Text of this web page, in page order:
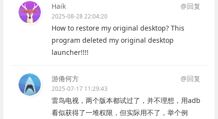
Haik @回复
2025-08-28 22:04:20
How to restore my original desktop? This
program deleted my original desktop
launcher!!!!
游倦何方 @回复
2025-07-17 11:29:43
雷鸟电视，两个版本都试过了，并不理想，用adb
看似获得了一堆权限，但实际用不了，举个例